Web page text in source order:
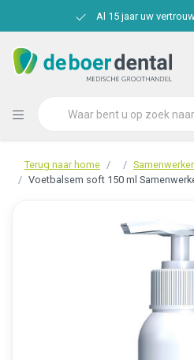
Al 15 jaar uw
Terug naar home
Voetbalsem soft 150 ml